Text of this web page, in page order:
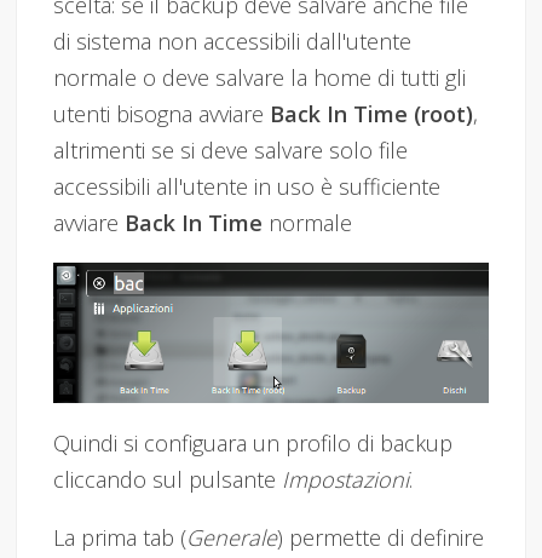
di sistema non accessibili dall'utente
normale o deve salvare la home di tutti gli
utenti bisogna avviare Back In Time (root),
altrimenti se si deve salvare solo file
accessibili all'utente in uso è sufficiente
avviare Back In Time normale
Quindi si configuara un profilo di backup
cliccando sul pulsante Impostazioni.
La prima tab (Generale) permette di definire